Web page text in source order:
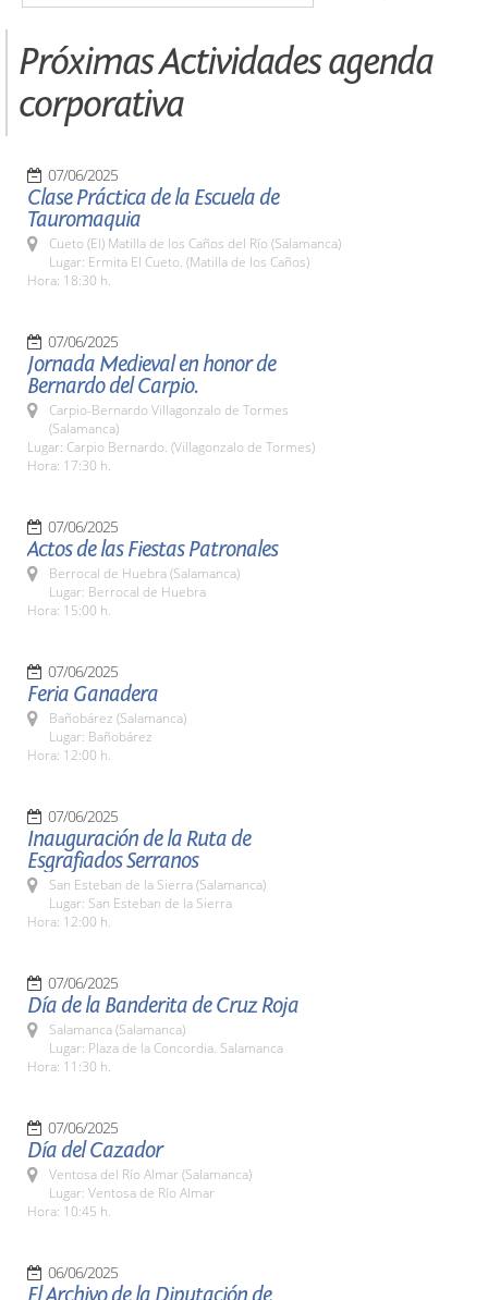
Próximas Actividades agenda
corporativa
07/06/2025
Clase Práctica de la Escuela de
Tauromaquia
Cueto (El) Matilla de los Caños del Río (Salamanca)
Lugar: Ermita El Cueto. (Matilla de los Caños)
Hora: 18:30 h.
07/06/2025
Jornada Medieval en honor de
Bernardo del Carpio.
Carpio-Bernardo Villagonzalo de Tormes
(Salamanca)
Lugar: Carpio Bernardo. (Villagonzalo de Tormes)
Hora: 17:30 h.
07/06/2025
Actos de las Fiestas Patronales
Berrocal de Huebra (Salamanca)
Lugar: Berrocal de Huebra
Hora: 15:00 h.
07/06/2025
Feria Ganadera
Bañobárez (Salamanca)
Lugar: Bañobárez
Hora: 12:00 h.
07/06/2025
Inauguración de la Ruta de
Esgrafiados Serranos
San Esteban de la Sierra (Salamanca)
Lugar: San Esteban de la Sierra
Hora: 12:00 h.
07/06/2025
Día de la Banderita de Cruz Roja
Salamanca (Salamanca)
Lugar: Plaza de la Concordia. Salamanca
Hora: 11:30 h.
07/06/2025
Día del Cazador
Ventosa del Río Almar (Salamanca)
Lugar: Ventosa de Río Almar
Hora: 10:45 h.
06/06/2025